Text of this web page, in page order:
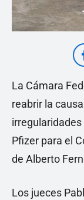
La Cámara
reabrir la
Pfizer para el
de Alberto
Los jueces